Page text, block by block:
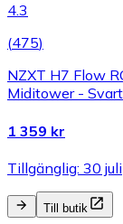
4.3
(475)
NZXT H7 Flow
Miditower - Svart
1 359 kr
Tillgänglig: 30 juli
Till butik